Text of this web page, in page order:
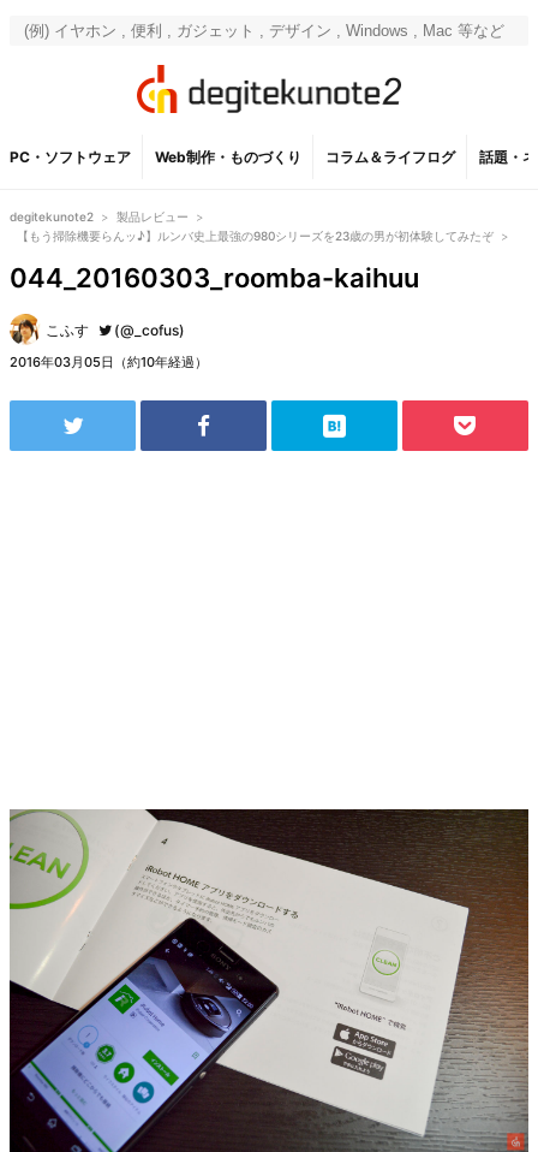
PC・ソフトウェア Web制作・ものづくり コラム＆ライフログ 話題・
degitekunote2 > 製品レビュー
>
【もう掃除機要らんッ♪】ルンバ史上最強の980シリーズを23歳の男が初体験してみたぞ >
044_20160303_roomba-kaihuu
こふす (@_cofus)
2016年03月05日（約10年経過）